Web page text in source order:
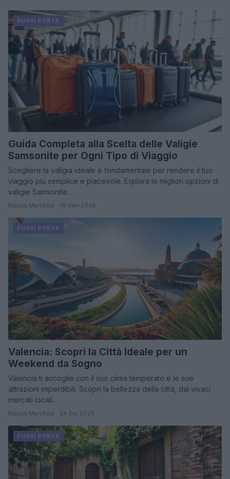
FUORI PORTA
Guida Completa alla Scelta delle Valigie
Samsonite per Ogni Tipo di Viaggio
Scegliere la valigia ideale è fondamentale per rendere il tuo
viaggio più semplice e piacevole. Esplora le migliori opzioni di
valigie Samsonite…
Bianca Marchesi · 16 Gen 2026
FUORI PORTA
Valencia: Scopri la Città Ideale per un
Weekend da Sogno
Valencia ti accoglie con il suo clima temperato e le sue
attrazioni imperdibili. Scopri la bellezza della città, dai vivaci
mercati locali…
Bianca Marchesi · 28 Dic 2025
FUORI PORTA